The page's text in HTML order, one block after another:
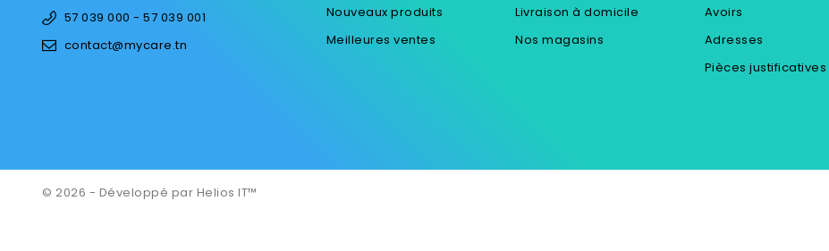
57 039 000 - 57 039 001
contact@mycare.tn
Nouveaux produits
Meilleures ventes
Livraison à domicile
Nos magasins
Avoirs
Adresses
Pièces justificatives
© 2026 - Développé par Helios IT™